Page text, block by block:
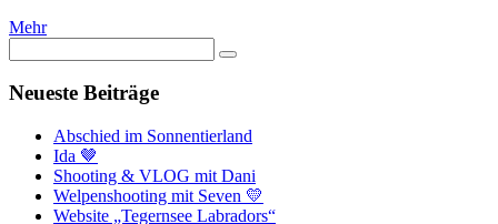
Mehr
Neueste Beiträge
Abschied im Sonnentierland
Ida 🤎
Shooting & VLOG mit Dani
Welpenshooting mit Seven 💛
Website „Tegernsee Labradors“